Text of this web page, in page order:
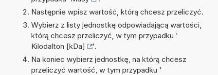
Następnie wpisz wartość, którą chcesz przeliczyć.
Wybierz z listy jednostkę odpowiadającą wartości,
którą chcesz przeliczyć, w tym przypadku '
Kilodalton [kDa]
'.
Na koniec wybierz jednostkę, na którą chcesz
przeliczyć wartość, w tym przypadku '